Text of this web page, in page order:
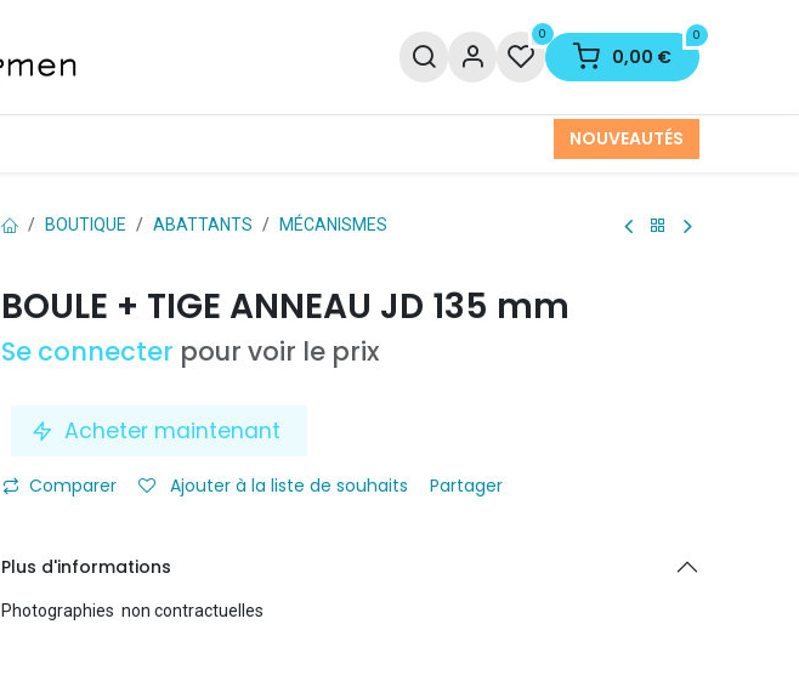
0 0
0,00 €
NOUVEAUTÉS
BOUTIQUE ABATTANTS MÉCANISMES
BOULE + TIGE ANNEAU JD 135 mm
Se connecter pour voir le prix
Acheter maintenant
Comparer Ajouter à la liste de souhaits Partager
Plus d'informations
Photographies non contractuelles